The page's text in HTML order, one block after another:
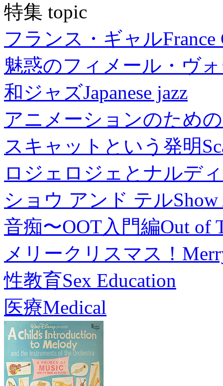
特集 topic
フランス・ギャルFrance
魅惑のフィメール・ヴ
和ジャズJapanese jazz
アニメーションのため
スキャットという発明
ロジェロジェとナルデ
ショウ アンド テル
音痴〜OOT入門編Out of
メリークリスマス！
性教育Sex Education
医療Medical